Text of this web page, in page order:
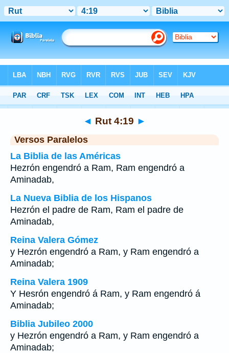
>Rut> Capítulo 4> Verso 19
◄ Rut 4:19 ►
Versos Paralelos
La Biblia de las Américas
Hezrón engendró a Ram, Ram engendró a
Aminadab,
La Nueva Biblia de los Hispanos
Hezrón el padre de Ram, Ram el padre de
Aminadab,
Reina Valera Gómez
y Hezrón engendró a Ram, y Ram engendró a
Aminadab;
Reina Valera 1909
Y Hesrón engendró á Ram, y Ram engendró á
Aminadab;
Biblia Jubileo 2000
y Hezrón engendró a Ram, y Ram engendró a
Aminadab;